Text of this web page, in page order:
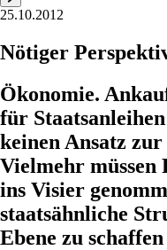
25.10.2012
Nötiger
Ökonomie.
für
keinen Ansatz
Vielmehr müssen
ins Visier
staatsähnliche
Ebene zu schaffen